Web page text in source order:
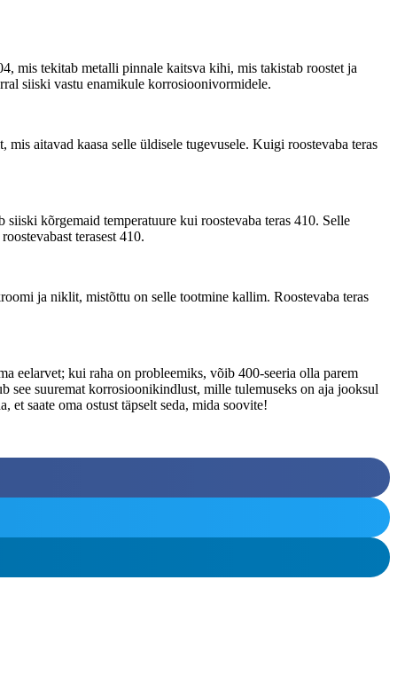
mis tekitab metalli pinnale kaitsva kihi, mis takistab roostet ja
siiski vastu enamikule korrosioonivormidele.
aitavad kaasa selle üldisele tugevusele. Kuigi roostevaba teras
kõrgemaid temperatuure kui roostevaba teras 410. Selle
terasest 410.
ja niklit, mistõttu on selle tootmine kallim. Roostevaba teras
eelarvet; kui raha on probleemiks, võib 400-seeria olla parem
see suuremat korrosioonikindlust, mille tulemuseks on aja jooksul
saate oma ostust täpselt seda, mida soovite!